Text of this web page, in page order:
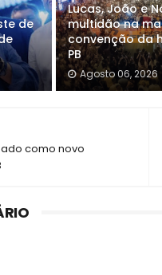
de
Lucas, João e
multidão na
convenção da
PB
Agosto 06, 2026
como novo